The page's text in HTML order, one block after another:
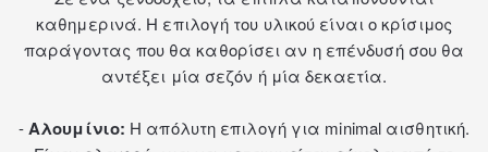
καθημερινά. Η επιλογή του υλικού είναι ο κρίσιμος
παράγοντας που θα καθορίσει αν η επένδυσή σου θα
αντέξει μία σεζόν ή μία δεκαετία.
-Αλουμίνιο: Η απόλυτη επιλογή για minimal αισθητική.